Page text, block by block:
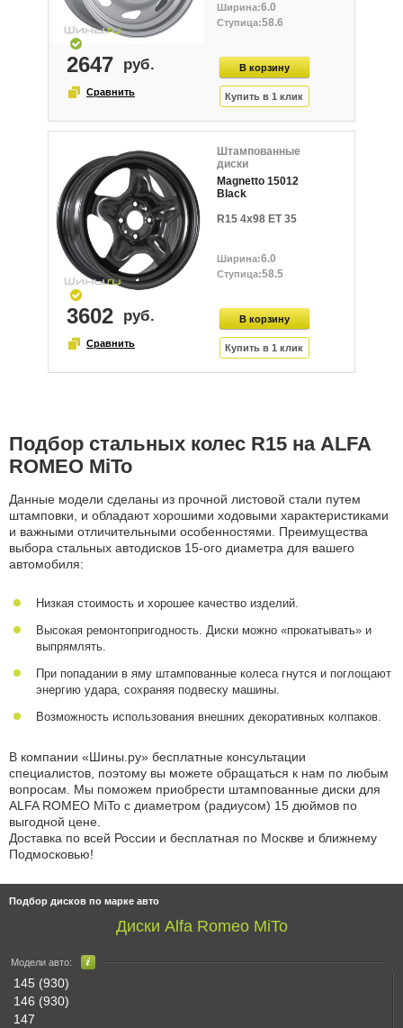
Подбор дисков по марке авто
Диски Alfa Romeo MiTo
Модели авто:
145 (930)
146 (930)
147
6.0
58.6
2647
Штампованные
диски
Magnetto 15012
Black
R15 4x98 ET 35
6.0
58.5
3602
Подбор стальных колес R15 на ALFA
ROMEO MiTo
Данные модели сделаны из прочной листовой стали путем
штамповки, и обладают хорошими ходовыми характеристиками
и важными отличительными особенностями. Преимущества
выбора стальных автодисков 15-ого диаметра для вашего
автомобиля:
Низкая стоимость и хорошее качество изделий.
Высокая ремонтопригодность. Диски можно «прокатывать» и
выпрямлять.
При попадании в яму штампованные колеса гнутся и поглощают
энергию удара, сохраняя подвеску машины.
Возможность использования внешних декоративных колпаков.
В компании «Шины.ру» бесплатные консультации
специалистов, поэтому вы можете обращаться к нам по любым
вопросам. Мы поможем приобрести штампованные диски для
ALFA ROMEO MiTo с диаметром (радиусом) 15 дюймов по
выгодной цене.
Доставка по всей России и бесплатная по Москве и ближнему
Подмосковью!